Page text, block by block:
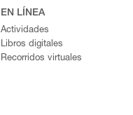
EN LÍNEA
Actividades
Libros digitales
Recorridos virtuales